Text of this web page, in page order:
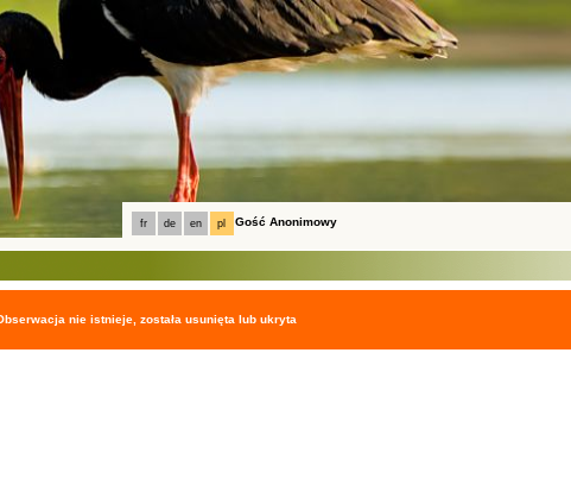
fr de en pl Gość Anonimowy
nie istnieje, została usunięta lub ukryta